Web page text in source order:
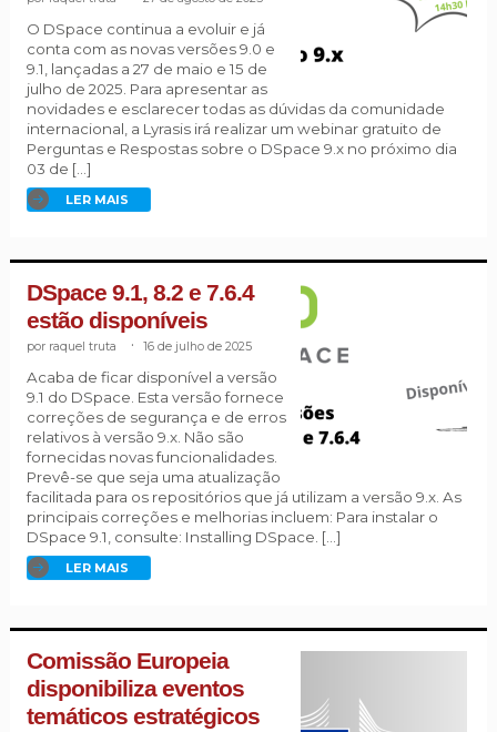
O DSpace continua a evoluir e já
conta com as novas versões 9.0 e
9.1, lançadas a 27 de maio e 15 de
julho de 2025. Para apresentar as
novidades e esclarecer todas as dúvidas da comunidade
internacional, a Lyrasis irá realizar um webinar gratuito de
Perguntas e Respostas sobre o DSpace 9.x no próximo dia
03 de […]
LER MAIS
DSpace 9.1, 8.2 e 7.6.4
estão disponíveis
raquel truta 16 de julho de 2025
Acaba de ficar disponível a versão
9.1 do DSpace. Esta versão fornece
correções de segurança e de erros
relativos à versão 9.x. Não são
fornecidas novas funcionalidades.
Prevê-se que seja uma atualização
facilitada para os repositórios que já utilizam a versão 9.x. As
principais correções e melhorias incluem: Para instalar o
DSpace 9.1, consulte: Installing DSpace. […]
LER MAIS
Comissão Europeia
disponibiliza eventos
temáticos estratégicos